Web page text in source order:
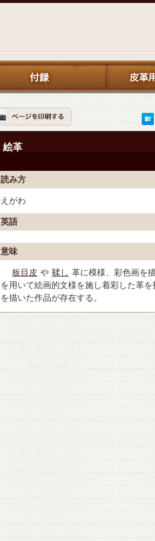
絵革
読み方
えがわ
英語
意味
板目皮 や 鞣し 革に模様、彩色画を
を用いて絵画的文様を施し着彩した革
を描いた作品が存在する。